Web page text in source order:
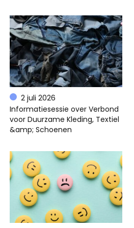
2 juli 2026
Informatiesessie over Verbond
voor Duurzame Kleding, Textiel
&amp; Schoenen